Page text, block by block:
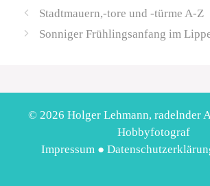
Stadtmauern,-tore und -türme A-Z
Sonniger Frühlingsanfang im
© 2026 Holger Lehmann, radelnder
Hobbyfotograf
Impressum ●